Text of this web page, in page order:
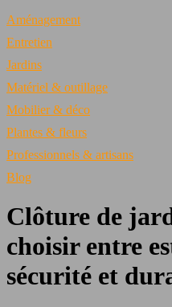
Aménagement
Entretien
Jardins
Matériel & outillage
Mobilier & déco
Plantes & fleurs
Professionnels & artisans
Blog
Clôture de
choisir entre
sécurité et